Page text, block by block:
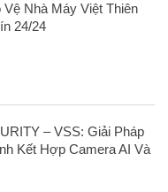
Nhà Máy Việt Thiên
24/24
– VSS: Giải Pháp
Kết Hợp Camera AI Và